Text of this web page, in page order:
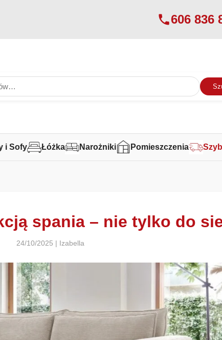
606 836
i Sofy Łóżka Narożniki Pomieszczenia
spania – nie tylko do
24/10/2025 | Izabella